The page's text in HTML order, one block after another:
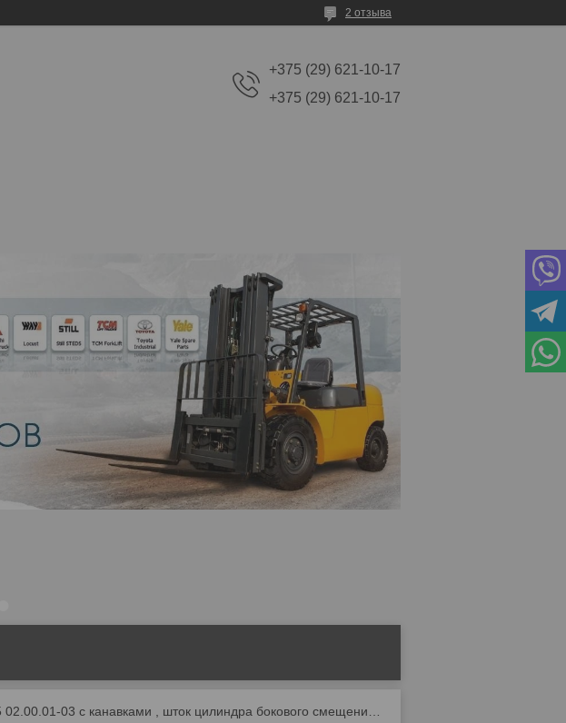
2 отзыва
+375 (29) 621-10-17
+375 (29) 621-10-17
Шток поршневой 63х130 16825 02.00.01-03 с канавками , шток цилиндра бокового смещение 63/130 рулевого цилиндра